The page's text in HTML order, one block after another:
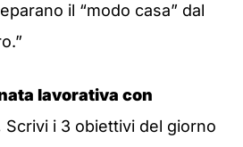
il “modo casa” dal
lavorativa con
Scrivi i 3 obiettivi del giorno